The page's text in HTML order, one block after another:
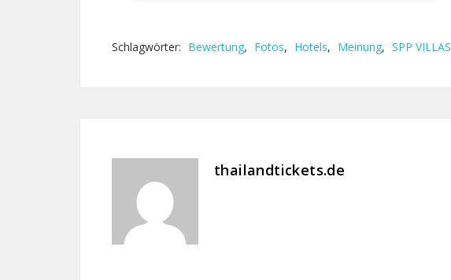
Schlagwörter: Bewertung, Fotos, Hotels, Meinung, SPP VILLAS
thailandtickets.de